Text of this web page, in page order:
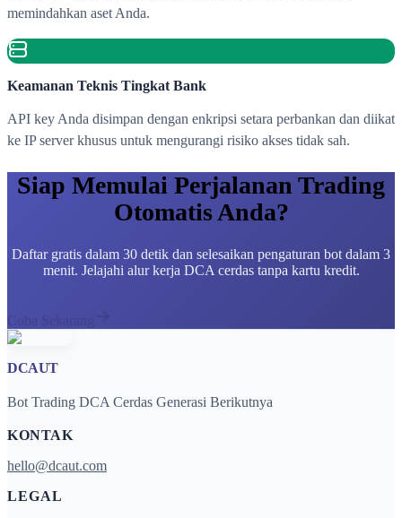
memindahkan aset Anda.
Keamanan Teknis Tingkat Bank
API key Anda disimpan dengan enkripsi setara perbankan dan diikat
ke IP server khusus untuk mengurangi risiko akses tidak sah.
Siap Memulai Perjalanan Trading
Otomatis Anda?
Daftar gratis dalam 30 detik dan selesaikan pengaturan bot dalam 3
menit. Jelajahi alur kerja DCA cerdas tanpa kartu kredit.
Coba Sekarang
DCAUT
Bot Trading DCA Cerdas Generasi Berikutnya
KONTAK
hello@dcaut.com
LEGAL